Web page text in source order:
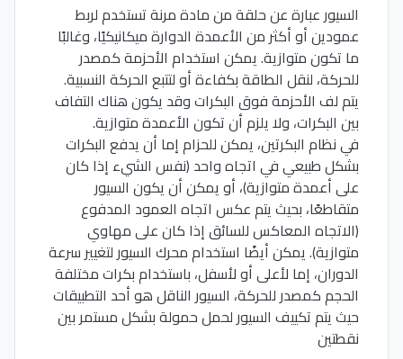
السيور عبارة عن حلقة من مادة مرنة تستخدم لربط
عمودين أو أكثر من الأعمدة الدوارة ميكانيكيًا، وغالبًا
ما تكون متوازية. يمكن استخدام الأحزمة كمصدر
للحركة، لنقل الطاقة بكفاءة أو لتتبع الحركة النسبية.
يتم لف الأحزمة فوق البكرات وقد يكون هناك التفاف
بين البكرات، ولا يلزم أن تكون الأعمدة متوازية.
في نظام البكرتين، يمكن للحزام إما أن يدفع البكرات
بشكل طبيعي في اتجاه واحد (نفس الشيء إذا كان
على أعمدة متوازية)، أو يمكن أن يكون السيور
متقاطعًا، بحيث يتم عكس اتجاه العمود المدفوع
(الاتجاه المعاكس للسائق إذا كان على مهاوي
متوازية). يمكن أيضًا استخدام محرك السيور لتغيير سرعة
الدوران، إما لأعلى أو لأسفل، باستخدام بكرات مختلفة
الحجم كمصدر للحركة، السيور الناقل هو أحد التطبيقات
حيث يتم تكييف السيور لحمل حمولة بشكل مستمر بين
نقطتين